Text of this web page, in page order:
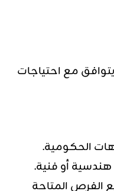
مع احتياجات
الحكومية.
هندسية أو فنية.
الفرص المتاحة